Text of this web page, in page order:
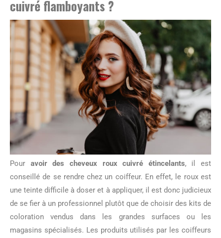
cuivré flamboyants ?
Pour avoir des cheveux roux cuivré étincelants, il est
conseillé de se rendre chez un coiffeur. En effet, le roux est
une teinte difficile à doser et à appliquer, il est donc judicieux
de se fier à un professionnel plutôt que de choisir des kits de
coloration vendus dans les grandes surfaces ou les
magasins spécialisés. Les produits utilisés par les coiffeurs